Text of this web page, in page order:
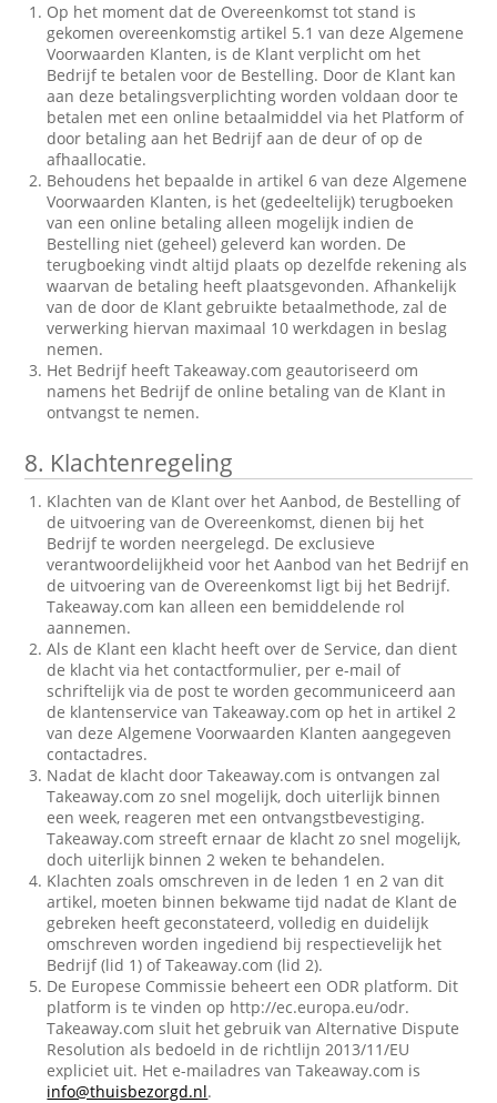
Op het moment dat de Overeenkomst tot stand is
gekomen overeenkomstig artikel 5.1 van deze Algemene
Voorwaarden Klanten, is de Klant verplicht om het
Bedrijf te betalen voor de Bestelling. Door de Klant kan
aan deze betalingsverplichting worden voldaan door te
betalen met een online betaalmiddel via het Platform of
door betaling aan het Bedrijf aan de deur of op de
afhaallocatie.
Behoudens het bepaalde in artikel 6 van deze Algemene
Voorwaarden Klanten, is het (gedeeltelijk) terugboeken
van een online betaling alleen mogelijk indien de
Bestelling niet (geheel) geleverd kan worden. De
terugboeking vindt altijd plaats op dezelfde rekening als
waarvan de betaling heeft plaatsgevonden. Afhankelijk
van de door de Klant gebruikte betaalmethode, zal de
verwerking hiervan maximaal 10 werkdagen in beslag
nemen.
Het Bedrijf heeft Takeaway.com geautoriseerd om
namens het Bedrijf de online betaling van de Klant in
ontvangst te nemen.
8. Klachtenregeling
Klachten van de Klant over het Aanbod, de Bestelling of
de uitvoering van de Overeenkomst, dienen bij het
Bedrijf te worden neergelegd. De exclusieve
verantwoordelijkheid voor het Aanbod van het Bedrijf en
de uitvoering van de Overeenkomst ligt bij het Bedrijf.
Takeaway.com kan alleen een bemiddelende rol
aannemen.
Als de Klant een klacht heeft over de Service, dan dient
de klacht via het contactformulier, per e-mail of
schriftelijk via de post te worden gecommuniceerd aan
de klantenservice van Takeaway.com op het in artikel 2
van deze Algemene Voorwaarden Klanten aangegeven
contactadres.
Nadat de klacht door Takeaway.com is ontvangen zal
Takeaway.com zo snel mogelijk, doch uiterlijk binnen
een week, reageren met een ontvangstbevestiging.
Takeaway.com streeft ernaar de klacht zo snel mogelijk,
doch uiterlijk binnen 2 weken te behandelen.
Klachten zoals omschreven in de leden 1 en 2 van dit
artikel, moeten binnen bekwame tijd nadat de Klant de
gebreken heeft geconstateerd, volledig en duidelijk
omschreven worden ingediend bij respectievelijk het
Bedrijf (lid 1) of Takeaway.com (lid 2).
De Europese Commissie beheert een ODR platform. Dit
platform is te vinden op http://ec.europa.eu/odr.
Takeaway.com sluit het gebruik van Alternative Dispute
Resolution als bedoeld in de richtlijn 2013/11/EU
expliciet uit. Het e-mailadres van Takeaway.com is
info@thuisbezorgd.nl.